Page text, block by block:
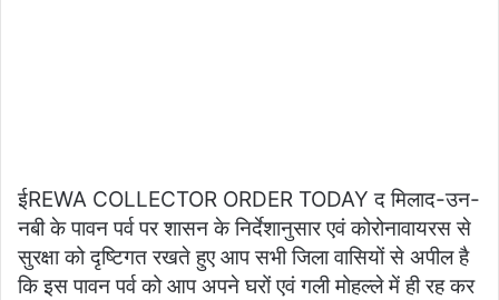
ईREWA COLLECTOR ORDER TODAY द मिलाद-उन-
नबी के पावन पर्व पर शासन के निर्देशानुसार एवं कोरोनावायरस से
सुरक्षा को दृष्टिगत रखते हुए आप सभी जिला वासियों से अपील है
कि इस पावन पर्व को आप अपने घरों एवं गली मोहल्ले में ही रह कर